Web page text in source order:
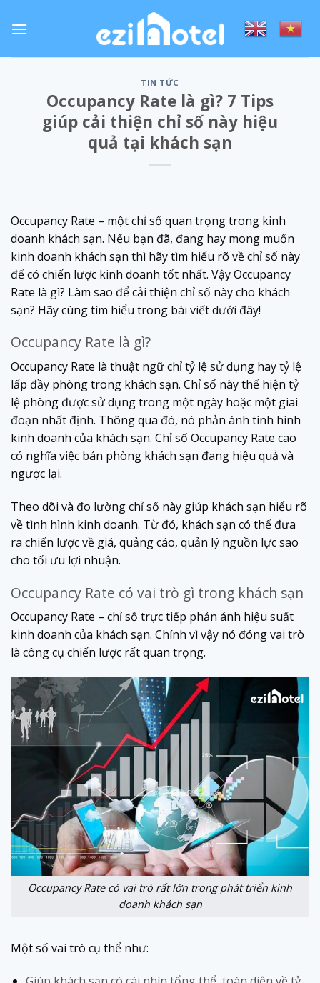
TIN TỨC
Occupancy Rate là gì? 7 Tips
giúp cải thiện chỉ số này hiệu
quả tại khách sạn
Occupancy Rate – một chỉ số quan trọng trong kinh
doanh khách sạn. Nếu bạn đã, đang hay mong muốn
kinh doanh khách sạn thì hãy tìm hiểu rõ về chỉ số này
để có chiến lược kinh doanh tốt nhất. Vậy Occupancy
Rate là gì? Làm sao để cải thiện chỉ số này cho khách
sạn? Hãy cùng tìm hiểu trong bài viết dưới đây!
Occupancy Rate là gì?
Occupancy Rate là thuật ngữ chỉ tỷ lệ sử dụng hay tỷ lệ
lấp đầy phòng trong khách sạn. Chỉ số này thể hiện tỷ
lệ phòng được sử dụng trong một ngày hoặc một giai
đoạn nhất định. Thông qua đó, nó phản ánh tình hình
kinh doanh của khách sạn. Chỉ số Occupancy Rate cao
có nghĩa việc bán phòng khách sạn đang hiệu quả và
ngược lại.
Theo dõi và đo lường chỉ số này giúp khách sạn hiểu rõ
về tình hình kinh doanh. Từ đó, khách sạn có thể đưa
ra chiến lược về giá, quảng cáo, quản lý nguồn lực sao
cho tối ưu lợi nhuận.
Occupancy Rate có vai trò gì trong khách sạn
Occupancy Rate – chỉ số trực tiếp phản ánh hiệu suất
kinh doanh của khách sạn. Chính vì vậy nó đóng vai trò
là công cụ chiến lược rất quan trọng.
Occupancy Rate có vai trò rất lớn trong phát triển kinh
doanh khách sạn
Một số vai trò cụ thể như: